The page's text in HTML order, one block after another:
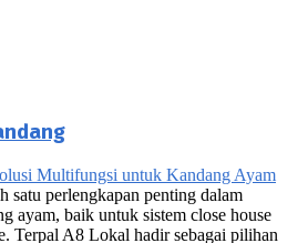
Multifungsi untuk Kandang Ayam
satu perlengkapan penting dalam
ayam, baik untuk sistem close house
Terpal A8 Lokal hadir sebagai pilihan